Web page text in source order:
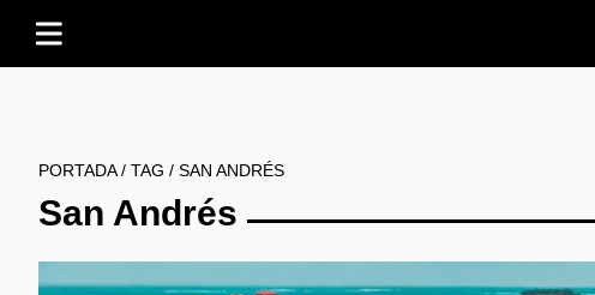
PORTADA/ TAG / SAN ANDRÉS
San Andrés